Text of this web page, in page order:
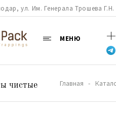
ул. Им. Генерала Трошева
МЕНЮ
чистые Главная